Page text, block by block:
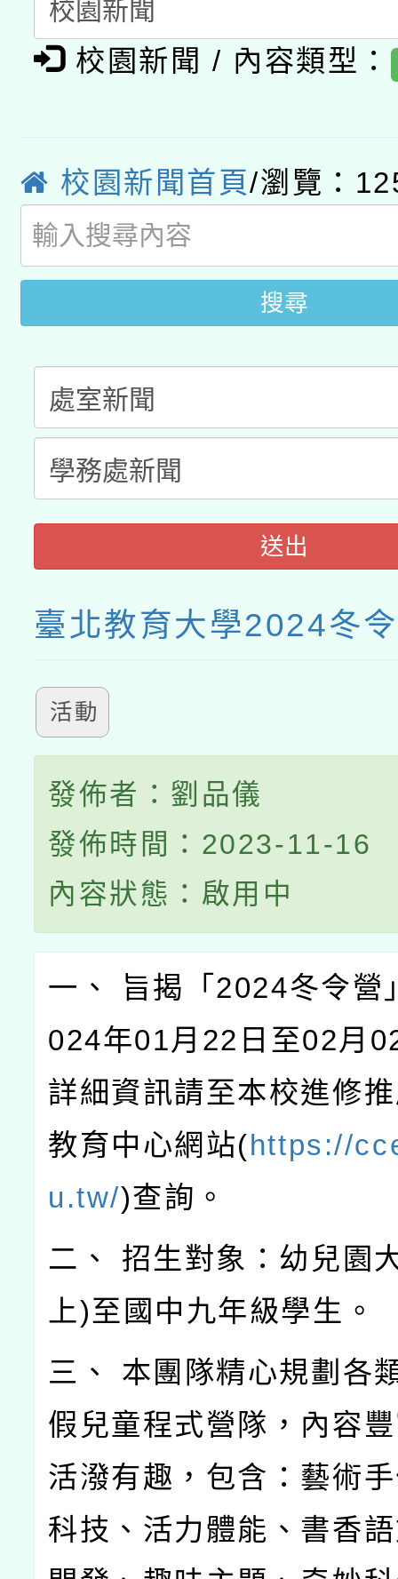
礎課程
A3數位素養講師名單
「數位內容與教學軟
薪期間赴陸應申請許可
業技術研究院辦理「
用水績優單位及節水達
115年8月22日(星期六
桃園市孔廟祈福系列
開 智慧啟航」
2026年桃園地景藝術
校園新聞 / 內容類型：
校園新聞首頁/瀏覽：
搜尋
送出
臺北教育大學2024冬
活動
發佈者：劉品儀
發佈時間：2023-11-16
內容狀態：啟用中
一、 旨揭「2024冬令營
024年01月22日至02月
詳細資訊請至本校進修
教育中心網站(https://
u.tw/)查詢。
二、 招生對象：幼兒園
上)至國中九年級學生。
三、 本團隊精心規劃各
假兒童程式營隊，內容
活潑有趣，包含：藝術
科技、活力體能、書香